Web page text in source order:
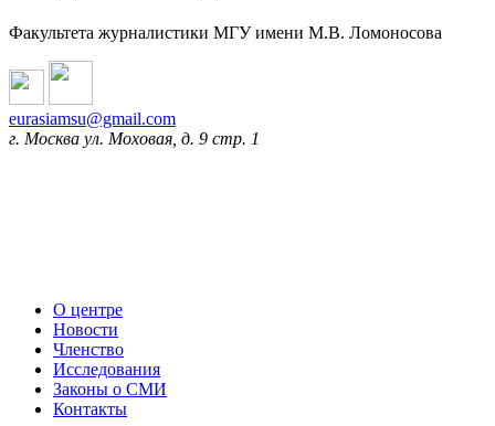
Факультета журналистики МГУ имени М.В. Ломоносова
eurasiamsu@gmail.com
г. Москва ул. Моховая, д. 9 стр. 1
О центре
Новости
Членство
Исследования
Законы о СМИ
Контакты